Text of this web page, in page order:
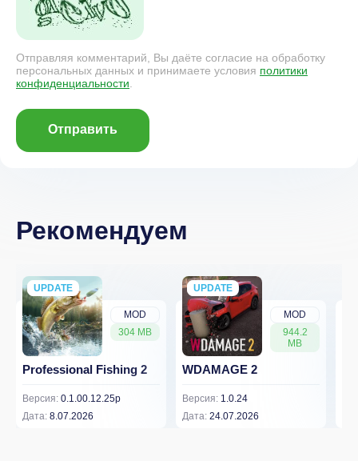
Отправляя комментарий, Вы даёте согласие на обработку
персональных данных и принимаете условия политики
конфиденциальности.
Отправить
Рекомендуем
MOD
304 MB
UPDATE
NEW
Professional Fishing 2
Версия: 0.1.00.12.25p
Дата: 8.07.2026
MOD
944.2
MB
UPDATE
NEW
WDAMAGE 2
Версия: 1.0.24
Дата: 24.07.2026